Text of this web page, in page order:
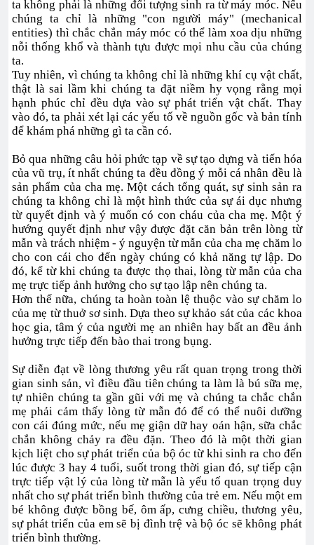
ta không phải là những đối tượng sinh ra từ máy móc. Nếu
chúng ta chỉ là những "con người máy" (mechanical
entities) thì chắc chắn máy móc có thể làm xoa dịu những
nỗi thống khổ và thành tựu được mọi nhu cầu của chúng
ta.
Tuy nhiên, vì chúng ta không chỉ là những khí cụ vật chất,
thật là sai lầm khi chúng ta đặt niềm hy vọng rằng mọi
hạnh phúc chỉ đều dựa vào sự phát triển vật chất. Thay
vào đó, ta phải xét lại các yếu tố về nguồn gốc và bản tính
để khám phá những gì ta cần có.
Bỏ qua những câu hỏi phức tạp về sự tạo dựng và tiến hóa
của vũ trụ, ít nhất chúng ta đều đồng ý mỗi cá nhân đều là
sản phẩm của cha mẹ. Một cách tổng quát, sự sinh sản ra
chúng ta không chỉ là một hình thức của sự ái dục nhưng
từ quyết định và ý muốn có con cháu của cha mẹ. Một ý
hướng quyết định như vậy được đặt căn bản trên lòng từ
mẫn và trách nhiệm - ý nguyện từ mẫn của cha mẹ chăm lo
cho con cái cho đến ngày chúng có khả năng tự lập. Do
đó, kể từ khi chúng ta được thọ thai, lòng từ mẫn của cha
mẹ trực tiếp ảnh hưởng cho sự tạo lập nên chúng ta.
Hơn thế nữa, chúng ta hoàn toàn lệ thuộc vào sự chăm lo
của mẹ từ thuở sơ sinh. Dựa theo sự khảo sát của các khoa
học gia, tâm ý của người mẹ an nhiên hay bất an đều ảnh
hưởng trực tiếp đến bào thai trong bụng.
Sự diễn đạt về lòng thương yêu rất quan trọng trong thời
gian sinh sản, vì điều đầu tiên chúng ta làm là bú sữa mẹ,
tự nhiên chúng ta gần gũi với mẹ và chúng ta chắc chắn
mẹ phải cảm thấy lòng từ mẫn đó để có thể nuôi dưỡng
con cái đúng mức, nếu mẹ giận dữ hay oán hận, sữa chắc
chắn không chảy ra đều đặn. Theo đó là một thời gian
kịch liệt cho sự phát triển của bộ óc từ khi sinh ra cho đến
lúc được 3 hay 4 tuổi, suốt trong thời gian đó, sự tiếp cận
trực tiếp vật lý của lòng từ mẫn là yếu tố quan trọng duy
nhất cho sự phát triển bình thường của trẻ em. Nếu một em
bé không được bồng bế, ôm ấp, cưng chiều, thương yêu,
sự phát triển của em sẽ bị đình trệ và bộ óc sẽ không phát
triển bình thường.